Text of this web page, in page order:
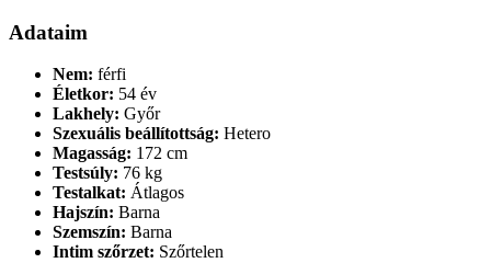
Adataim
Nem: férfi
Életkor: 54 év
Lakhely: Győr
Szexuális beállítottság: Hetero
Magasság: 172 cm
Testsúly: 76 kg
Testalkat: Átlagos
Hajszín: Barna
Szemszín: Barna
Intim szőrzet: Szőrtelen